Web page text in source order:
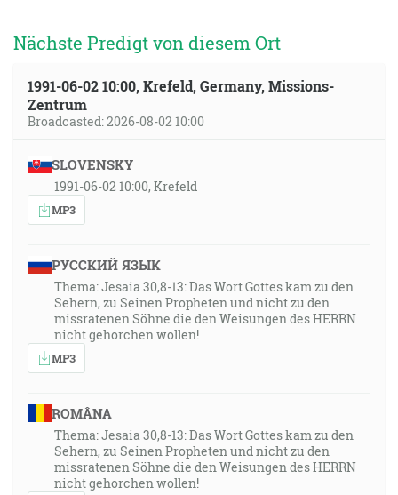
Nächste Predigt von diesem Ort
1991-06-02 10:00, Krefeld, Germany, Missions-
Zentrum
Broadcasted: 2026-08-02 10:00
SLOVENSKY
1991-06-02 10:00, Krefeld
MP3
РУССКИЙ ЯЗЫК
Thema: Jesaia 30,8-13: Das Wort Gottes kam zu den
Sehern, zu Seinen Propheten und nicht zu den
missratenen Söhne die den Weisungen des HERRN
nicht gehorchen wollen!
MP3
ROMÂNA
Thema: Jesaia 30,8-13: Das Wort Gottes kam zu den
Sehern, zu Seinen Propheten und nicht zu den
missratenen Söhne die den Weisungen des HERRN
nicht gehorchen wollen!